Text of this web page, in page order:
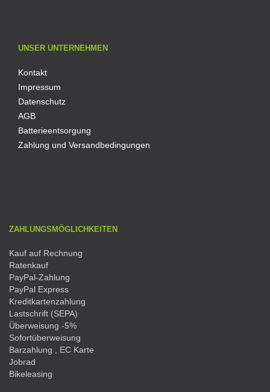
UNSER UNTERNEHMEN
Kontakt
Impressum
Datenschutz
AGB
Batterieentsorgung
Zahlung und Versandbedingungen
ZAHLUNGSMÖGLICHKEITEN
Kauf auf Rechnung
Ratenkauf
PayPal-Zahlung
PayPal Express
Kreditkartenzahlung
Lastschrift (SEPA)
Überweisung -5%
Sofortüberweisung
Barzahlung , EC Karte
Jobrad
Bikeleasing